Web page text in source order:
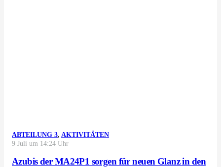
ABTEILUNG 3, AKTIVITÄTEN
9 Juli um 14:24 Uhr
Azubis der MA24P1 sorgen für neuen Glanz in den